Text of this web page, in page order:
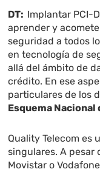
DT: Implantar PCI-
aprender y
seguridad a todos
en tecnología de
allá del ámbito de
crédito. En ese
particulares de los
Esquema Nacional
Quality Telecom es
singulares. A pesar
Movistar o